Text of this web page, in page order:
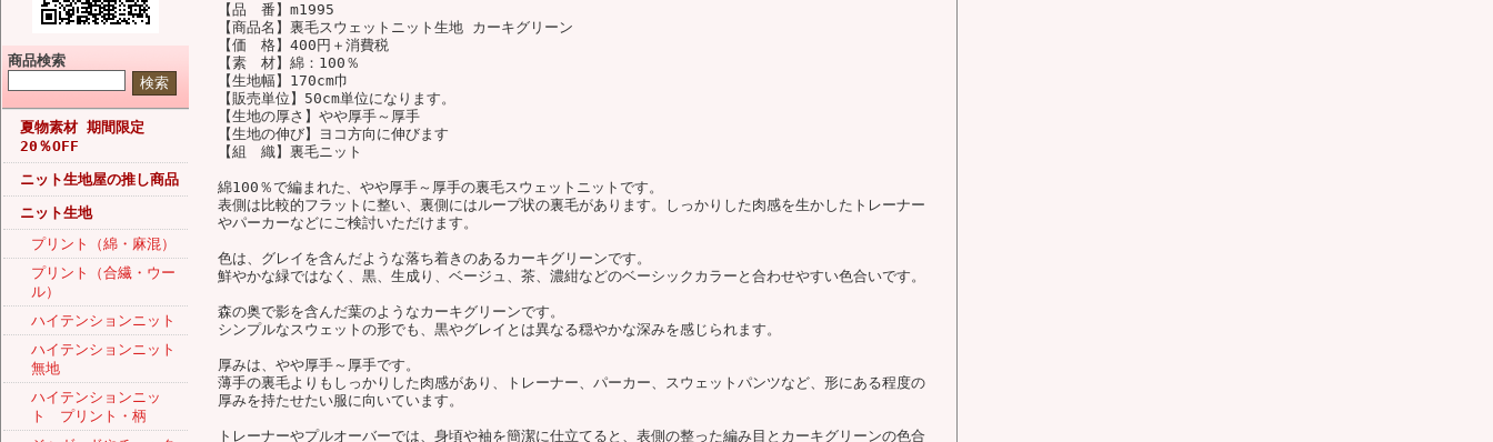
商品検索
夏物素材 期間限定
20％OFF
ニット生地屋の推し商品
ニット生地
プリント（綿・麻混）
プリント（合繊・ウー
ル）
ハイテンションニット
ハイテンションニット
無地
ハイテンションニッ
ト プリント・柄
【品 番】m1995
【商品名】裏毛スウェットニット生地 カーキグリーン
【価 格】400円＋消費税
【素 材】綿：100％
【生地幅】170cm巾
【販売単位】50cm単位になります。
【生地の厚さ】やや厚手～厚手
【生地の伸び】ヨコ方向に伸びます
【組 織】裏毛ニット
綿100％で編まれた、やや厚手～厚手の裏毛スウェットニットです。
表側は比較的フラットに整い、裏側にはループ状の裏毛があります。しっかりした肉感を生かしたトレーナー
やパーカーなどにご検討いただけます。
色は、グレイを含んだような落ち着きのあるカーキグリーンです。
鮮やかな緑ではなく、黒、生成り、ベージュ、茶、濃紺などのベーシックカラーと合わせやすい色合いです。
森の奥で影を含んだ葉のようなカーキグリーンです。
シンプルなスウェットの形でも、黒やグレイとは異なる穏やかな深みを感じられます。
厚みは、やや厚手～厚手です。
薄手の裏毛よりもしっかりした肉感があり、トレーナー、パーカー、スウェットパンツなど、形にある程度の
厚みを持たせたい服に向いています。
トレーナーやプルオーバーでは、身頃や袖を簡潔に仕立てると、表側の整った編み目とカーキグリーンの色合